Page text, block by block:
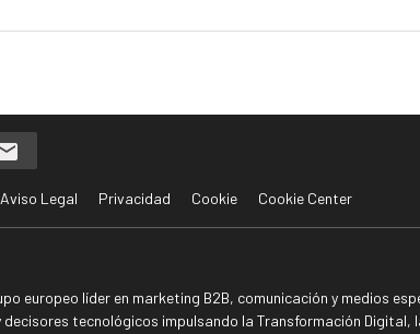
Aviso Legal Privacidad Cookie Cookie Center
europeo líder en marketing B2B, comunicación y medios
tecnológicos impulsando la Transformación Digital,